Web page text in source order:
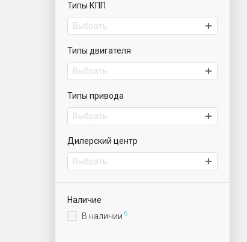
Типы КПП
Выбрать
Типы двигателя
Выбрать
Типы привода
Выбрать
Дилерский центр
Выбрать
Наличие
В наличии 6